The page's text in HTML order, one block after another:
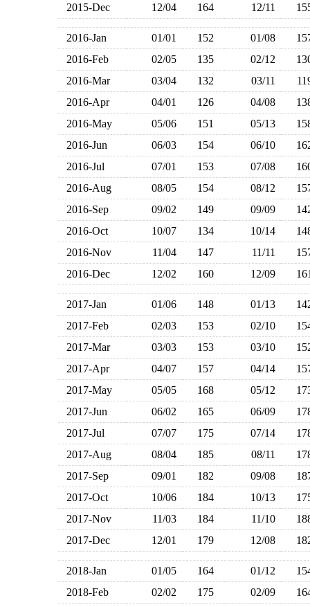
2015-Dec
12/04 164 12/11
2016-Jan 01/01 152 01/08
2016-Feb
02/05 135 02/12
2016-Mar
03/04 132 03/11
2016-Apr
04/01 126 04/08
2016-May
05/06 151 05/13
2016-Jun
06/03 154 06/10
2016-Jul
07/01 153 07/08
2016-Aug
08/05 154 08/12
2016-Sep
09/02 149 09/09
2016-Oct
10/07 134 10/14
2016-Nov
11/04 147 11/11
2016-Dec
12/02 160 12/09
2017-Jan 01/06 148 01/13
2017-Feb
02/03 153 02/10
2017-Mar
03/03 153 03/10
2017-Apr
04/07 157 04/14
2017-May
05/05 168 05/12
2017-Jun
06/02 165 06/09
2017-Jul
07/07 175 07/14
2017-Aug
08/04 185 08/11
2017-Sep
09/01 182 09/08
2017-Oct
10/06 184 10/13
2017-Nov
11/03 184 11/10
2017-Dec
12/01 179 12/08
2018-Jan 01/05 164 01/12
2018-Feb
02/02 175 02/09